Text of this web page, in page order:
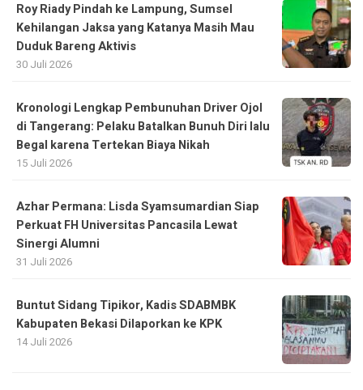
Roy Riady Pindah ke Lampung, Sumsel
Kehilangan Jaksa yang Katanya Masih Mau
Duduk Bareng Aktivis
30 Juli 2026
Kronologi Lengkap Pembunuhan Driver Ojol
di Tangerang: Pelaku Batalkan Bunuh Diri lalu
Begal karena Tertekan Biaya Nikah
15 Juli 2026
Azhar Permana: Lisda Syamsumardian Siap
Perkuat FH Universitas Pancasila Lewat
Sinergi Alumni
31 Juli 2026
Buntut Sidang Tipikor, Kadis SDABMBK
Kabupaten Bekasi Dilaporkan ke KPK
14 Juli 2026